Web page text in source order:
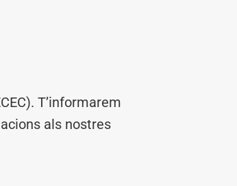
T’informarem
als nostres